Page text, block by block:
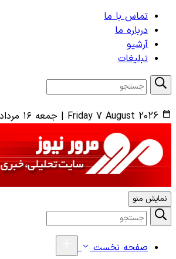
تماس با ما
درباره ما
آرشیو
تبلیغات
Friday 7 August 2026
| جمعه ۱۶ مرداد ۱۴۰۵
نمایش منو
صفحه نخست